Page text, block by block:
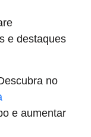
e destaques
no
e aumentar